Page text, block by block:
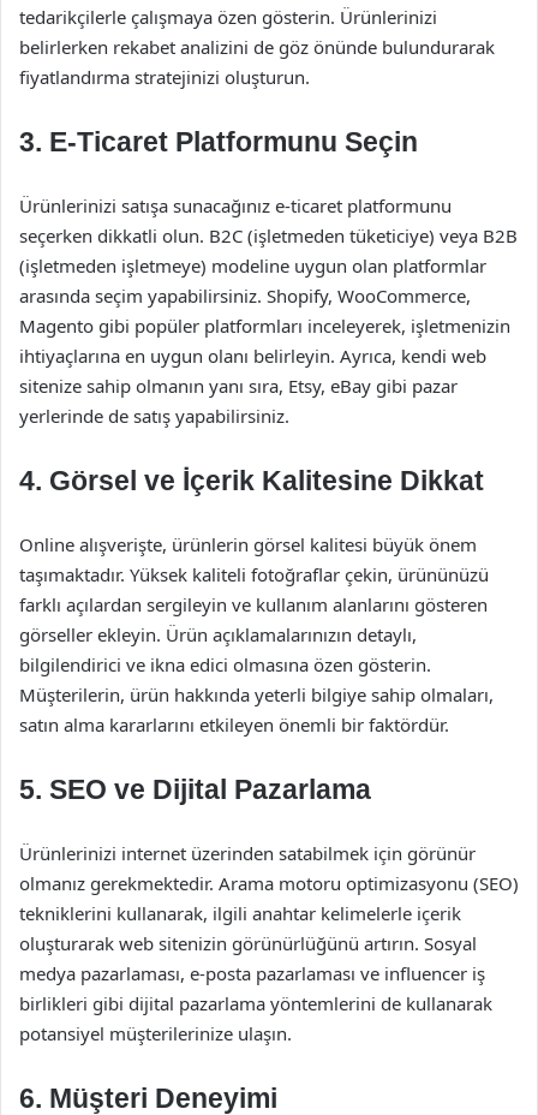
tedarikçilerle çalışmaya özen gösterin. Ürünlerinizi
belirlerken rekabet analizini de göz önünde bulundurarak
fiyatlandırma stratejinizi oluşturun.
3. E-Ticaret Platformunu Seçin
Ürünlerinizi satışa sunacağınız e-ticaret platformunu
seçerken dikkatli olun. B2C (işletmeden tüketiciye) veya B2B
(işletmeden işletmeye) modeline uygun olan platformlar
arasında seçim yapabilirsiniz. Shopify, WooCommerce,
Magento gibi popüler platformları inceleyerek, işletmenizin
ihtiyaçlarına en uygun olanı belirleyin. Ayrıca, kendi web
sitenize sahip olmanın yanı sıra, Etsy, eBay gibi pazar
yerlerinde de satış yapabilirsiniz.
4. Görsel ve İçerik Kalitesine Dikkat
Online alışverişte, ürünlerin görsel kalitesi büyük önem
taşımaktadır. Yüksek kaliteli fotoğraflar çekin, ürününüzü
farklı açılardan sergileyin ve kullanım alanlarını gösteren
görseller ekleyin. Ürün açıklamalarınızın detaylı,
bilgilendirici ve ikna edici olmasına özen gösterin.
Müşterilerin, ürün hakkında yeterli bilgiye sahip olmaları,
satın alma kararlarını etkileyen önemli bir faktördür.
5. SEO ve Dijital Pazarlama
Ürünlerinizi internet üzerinden satabilmek için görünür
olmanız gerekmektedir. Arama motoru optimizasyonu (SEO)
tekniklerini kullanarak, ilgili anahtar kelimelerle içerik
oluşturarak web sitenizin görünürlüğünü artırın. Sosyal
medya pazarlaması, e-posta pazarlaması ve influencer iş
birlikleri gibi dijital pazarlama yöntemlerini de kullanarak
potansiyel müşterilerinize ulaşın.
6. Müşteri Deneyimi